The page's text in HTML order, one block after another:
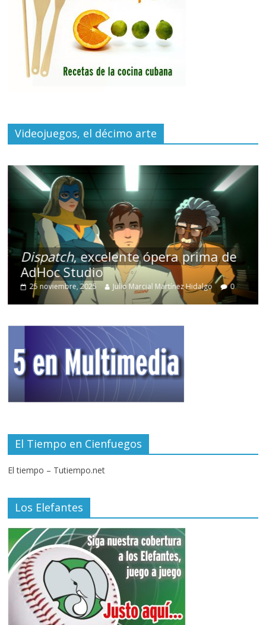
Videojuegos, el décimo arte
Dispatch, excelente ópera prima de
AdHoc Studio
25 noviembre, 2025 Julio Marcial Martínez Hidalgo 0
El Tiempo en Cienfuegos
El tiempo – Tutiempo.net
Los Elefantes